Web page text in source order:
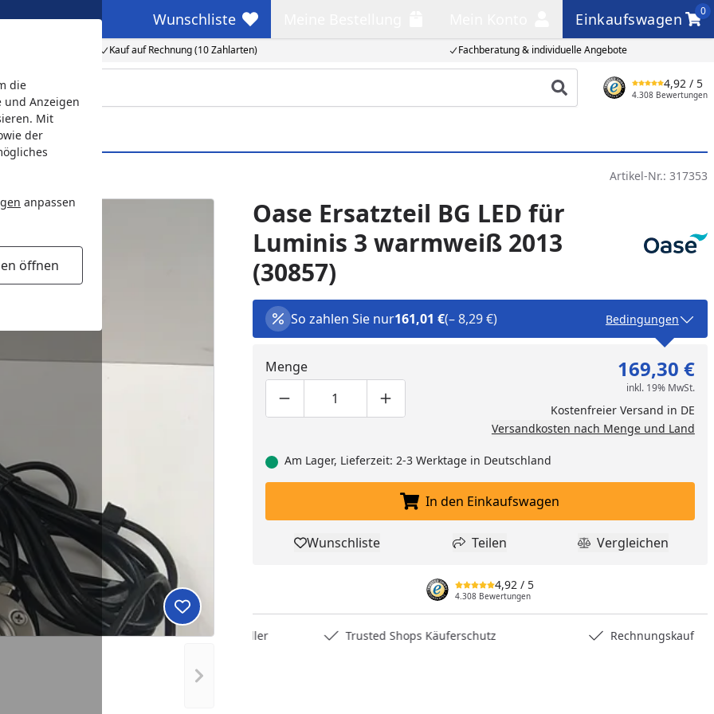
die
und Anzeigen
Mit
der
anpassen
öffnen
Kauf auf Rechnung (10 Zahlarten) Fachberatung & individuelle Angebote
Wunschliste
Wunschliste Einkaufswagen
0
Einkaufswagen
Produkt suchen
4,92 / 5
4.308 Bewertungen
Artikel-Nr.: 317353
Nächstes Bild anzeigen
Produkt zur Wunschliste hinzufügen
Oase Ersatzteil BG LED für
Luminis 3 warmweiß 2013
(30857)
So zahlen Sie nur161,01 €(– 8,29 €) Bedingungen
Menge
Produktmenge um eins verringern
Produktmenge manuell eingeben
Produktmenge um eins erhöhen
169,30 €
inkl. 19% MwSt.
Kostenfreier Versand in DE
Versandkosten nach Menge und Land
Am Lager, Lieferzeit: 2-3 Werktage in Deutschland
In den Einkaufswagen legen
In den Einkaufswagen
Produkt zur Wunschliste hinzufügen
Wunschliste Teilen
Teilen Produkt
Vergleichen
4,92 / 5
4.308 Bewertungen
Deutschlands bester Händler Trusted Shops Käuferschutz Rechnungskauf